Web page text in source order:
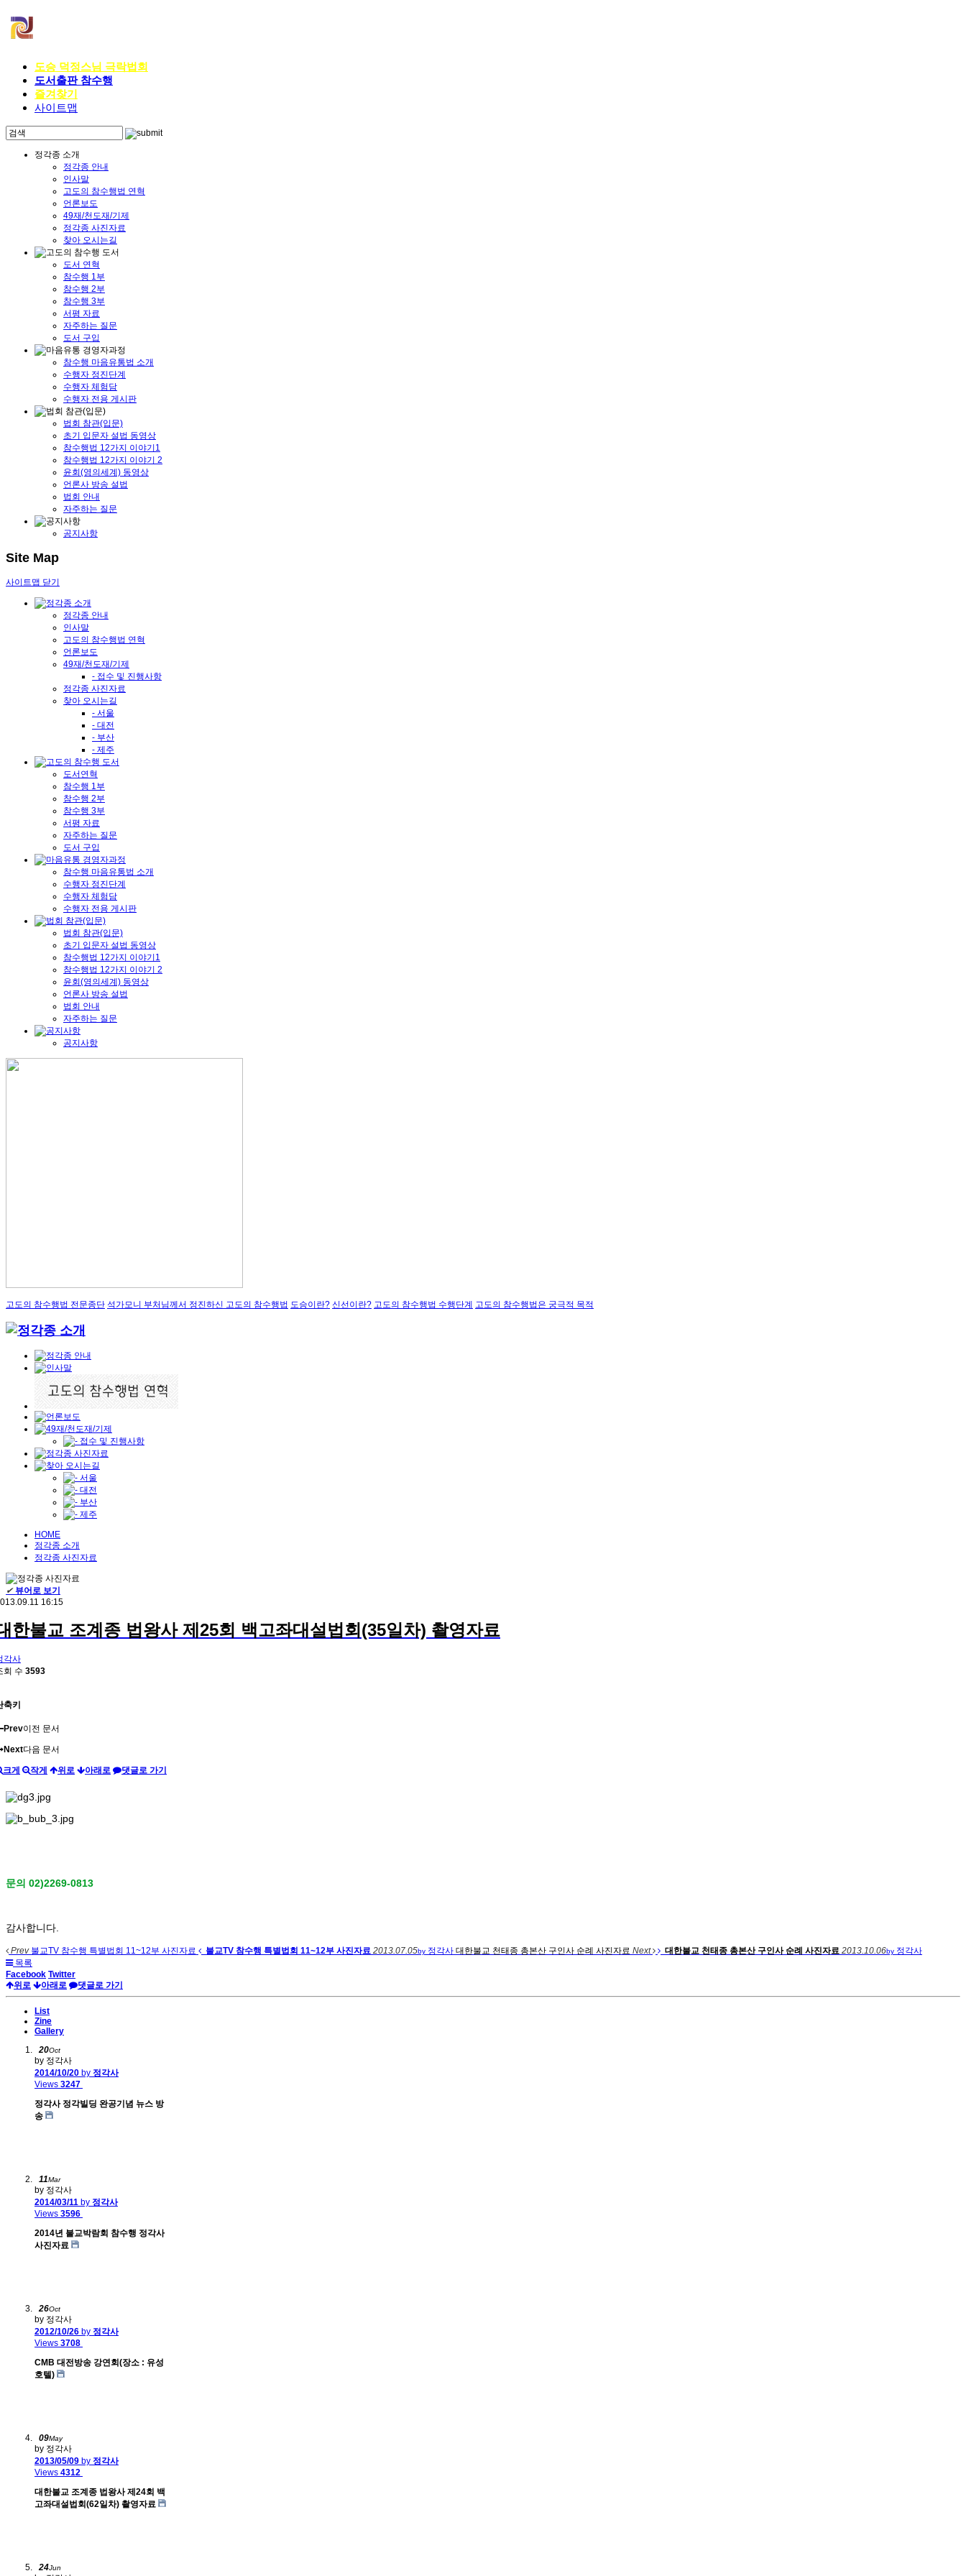
도승 덕정스님 극락법회
도서출판 참수행
즐겨찾기
사이트맵
정각종 소개
정각종 안내
인사말
고도의 참수행법 연혁
언론보도
49재/천도재/기제
정각종 사진자료
찾아 오시는길
도서 연혁
참수행 1부
참수행 2부
참수행 3부
서평 자료
자주하는 질문
도서 구입
참수행 마음유통법 소개
수행자 정진단계
수행자 체험담
수행자 전용 게시판
법회 참관(입문)
초기 입문자 설법 동영상
참수행법 12가지 이야기1
참수행법 12가지 이야기 2
윤회(영의세계) 동영상
언론사 방송 설법
법회 안내
자주하는 질문
공지사항
Site Map
사이트맵 닫기
정각종 안내
인사말
고도의 참수행법 연혁
언론보도
49재/천도재/기제
- 접수 및 진행사항
정각종 사진자료
찾아 오시는길
- 서울
- 대전
- 부산
- 제주
도서연혁
참수행 1부
참수행 2부
참수행 3부
서평 자료
자주하는 질문
도서 구입
참수행 마음유통법 소개
수행자 정진단계
수행자 체험담
수행자 전용 게시판
법회 참관(입문)
초기 입문자 설법 동영상
참수행법 12가지 이야기1
참수행법 12가지 이야기 2
윤회(영의세계) 동영상
언론사 방송 설법
법회 안내
자주하는 질문
공지사항
고도의 참수행법 전문종단 석가모니 부처님께서 정진하신 고도의 참수행법 도승이란? 신선이란? 고도의 참수행법 수행단계 고도의 참수행법은 궁극적 목적
HOME
정각종 소개
정각종 사진자료
✔ 뷰어로 보기
16:15
한불교 조계종 법왕사 제25회 백고좌대설법회(35일차) 촬영자료
각사
회 수 3593
축키
Prev이전 문서
Next다음 문서
크게 작게 위로 아래로 댓글로 가기
문의 02)2269-0813
감사합니다.
Prev불교TV 참수행 특별법회 11~12부 사진자료 불교TV 참수행 특별법회 11~12부 사진자료 2013.07.05by 정각사 대한불교 천태종 총본산 구인사 순례 사진자료 Next 대한불교 천태종 총본산 구인사 순례 사진자료 2013.10.06by 정각사
목록
Facebook Twitter
위로
아래로 댓글로 가기
List
Zine
Gallery
20Oct
by 정각사
2014/10/20 by 정각사
Views 3247
정각사 정각빌딩 완공기념 뉴스 방
송
11Mar
by 정각사
2014/03/11 by 정각사
Views 3596
2014년 불교박람회 참수행 정각사
사진자료
26Oct
by 정각사
2012/10/26 by 정각사
Views 3708
CMB 대전방송 강연회(장소 : 유성
호텔)
09May
by 정각사
2013/05/09 by 정각사
Views 4312
대한불교 조계종 법왕사 제24회 백
고좌대설법회(62일차) 촬영자료
24Jun